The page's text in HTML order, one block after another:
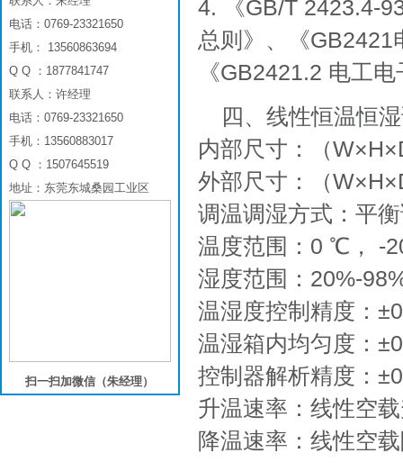
4. 《GB/T 2423.4-
总则》、《GB2421
《GB2421.2 电工
四、线性恒温恒
内部尺寸：（
外部尺寸：（
调温调湿方式：平
温度范围：0 ℃，
湿度范围：20%-
温湿度控制精度：
温湿箱内均匀度：
控制器解析精度：
升温速率：线性空
降温速率：线性空
电话：0769-23321650
手机： 13560863694
Q Q ：1877841747
联系人：许经理
电话：0769-23321650
手机：13560883017
Q Q ：1507645519
地址：东莞东城桑园工业区
扫一扫加微信（朱经理）